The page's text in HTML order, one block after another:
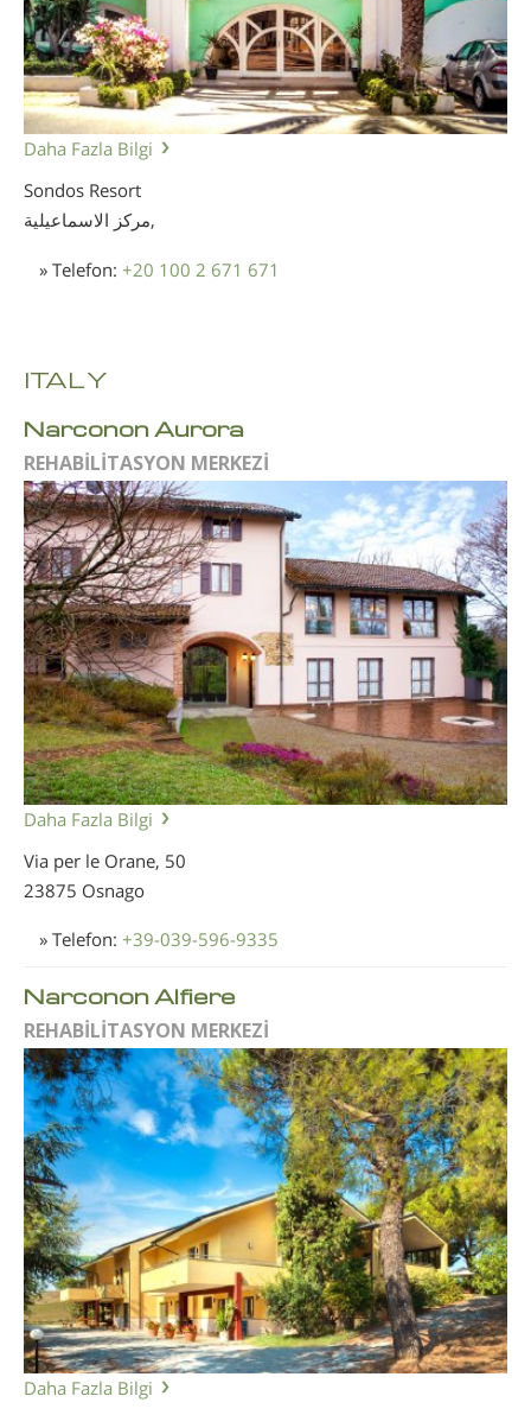
Daha Fazla Bilgi
Sondos Resort
مركز الاسماعيلية,
» Telefon: +20 100 2 671 671
ITALY
Narconon Aurora
REHABİLİTASYON MERKEZİ
Daha Fazla Bilgi
Via per le Orane, 50
23875 Osnago
» Telefon: +39-039-596-9335
Narconon Alfiere
REHABİLİTASYON MERKEZİ
Daha Fazla Bilgi